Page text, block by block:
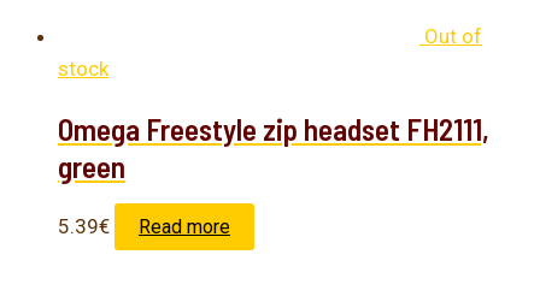
Out of
stock
Omega Freestyle zip headset FH2111,
green
5.39€ Read more